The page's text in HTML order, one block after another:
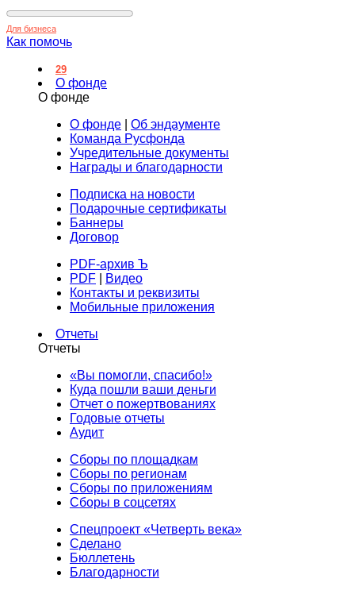
Для бизнеса
Как помочь
29
О фонде
О фонде
О фонде
Об эндаументе
Команда Русфонда
Учредительные документы
Награды и благодарности
Подписка на новости
Подарочные сертификаты
Баннеры
Договор
PDF-архив Ъ
PDF
Видео
Контакты и реквизиты
Мобильные приложения
Отчеты
Отчеты
«Вы помогли, спасибо!»
Куда пошли ваши деньги
Отчет о пожертвованиях
Годовые отчеты
Аудит
Сборы по площадкам
Сборы по регионам
Сборы по приложениям
Сборы в соцсетях
Спецпроект «Четверть века»
Сделано
Бюллетень
Благодарности